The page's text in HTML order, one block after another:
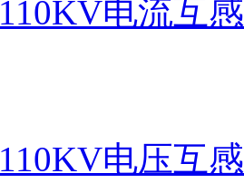
110KV电流互
110KV电压互